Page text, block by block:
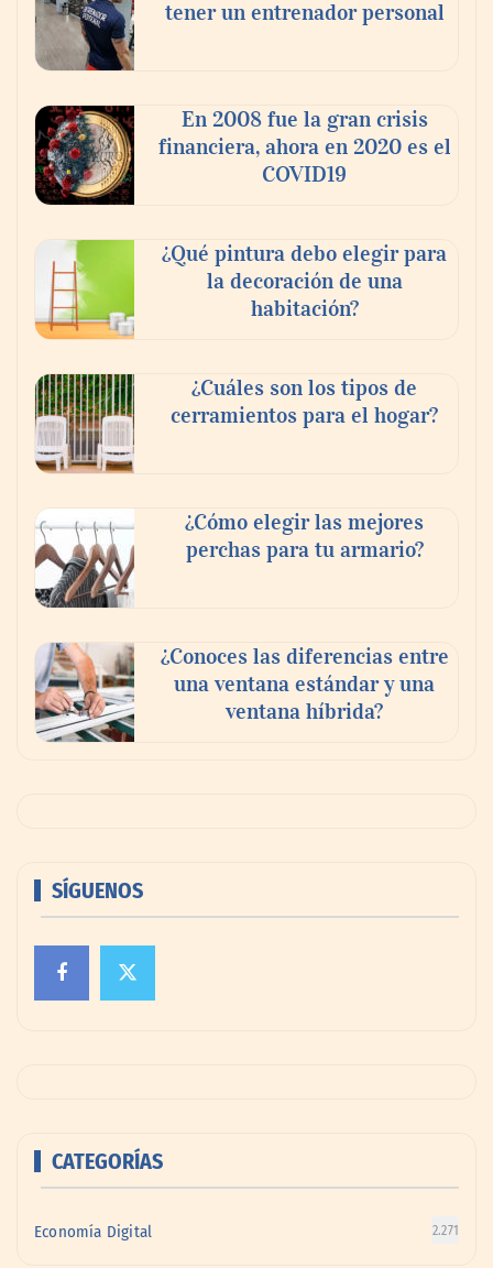
tener un entrenador personal
En 2008 fue la gran crisis
financiera, ahora en 2020 es el
COVID19
¿Qué pintura debo elegir para
la decoración de una
habitación?
¿Cuáles son los tipos de
cerramientos para el hogar?
¿Cómo elegir las mejores
perchas para tu armario?
¿Conoces las diferencias entre
una ventana estándar y una
ventana híbrida?
SÍGUENOS
CATEGORÍAS
Economía Digital 2.271